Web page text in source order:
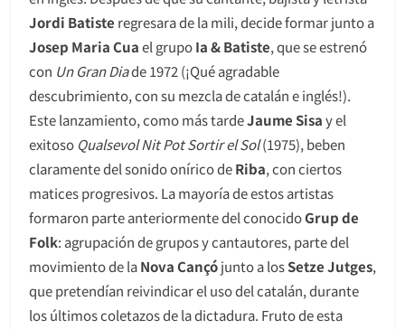
Jordi Batiste regresara de la mili, decide formar junto a
Josep Maria Cuael grupoIa & Batiste, que se estrenó
con Un Gran Diade 1972 (¡Qué agradable
descubrimiento, con su mezcla de catalán e inglés!).
Este lanzamiento, como más tardeJaume Sisay el
exitoso Qualsevol Nit Pot Sortir el Sol(1975), beben
claramente del sonido onírico deRiba, con ciertos
matices progresivos. La mayoría de estos artistas
formaron parte anteriormente del conocidoGrup de
Folk: agrupación de grupos y cantautores, parte del
movimiento de laNova Cançójunto a losSetze Jutges,
que pretendían reivindicar el uso del catalán, durante
los últimos coletazos de la dictadura. Fruto de esta